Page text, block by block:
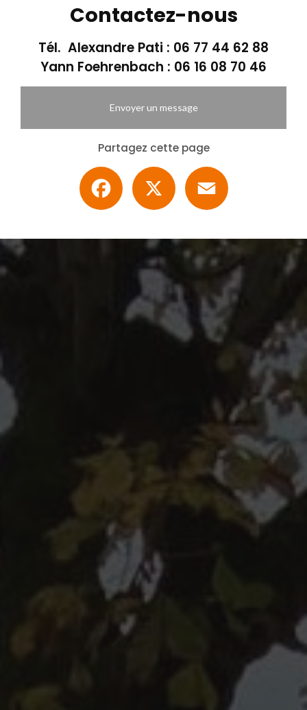
Contactez-nous
Tél. Alexandre Pati : 06 77 44 62 88
Yann Foehrenbach : 06 16 08 70 46
Envoyer un message
Partagez cette page
Facebook